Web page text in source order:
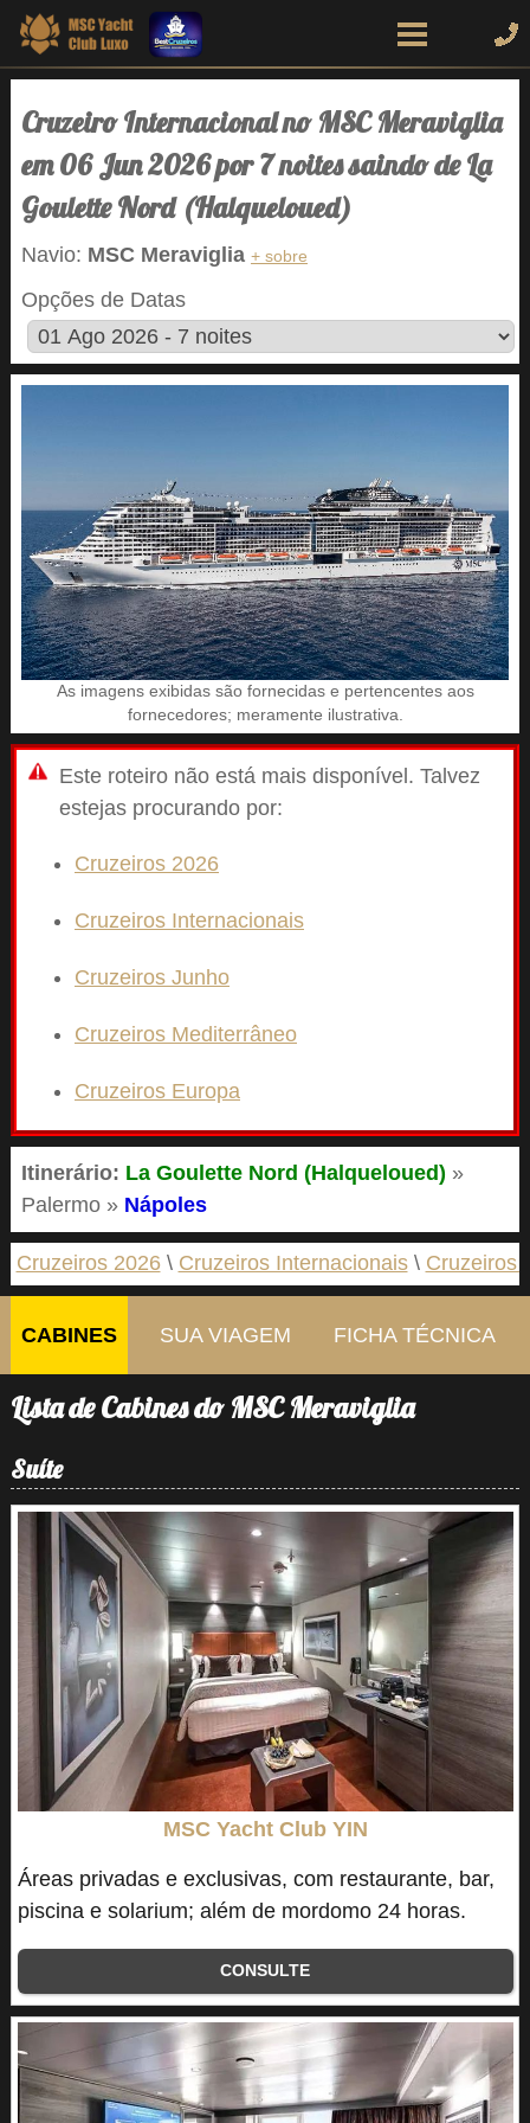
Cruzeiro Internacional no MSC Meraviglia
em 06 Jun 2026 por 7 noites saindo de La
Goulette Nord (Halqueloued)
Navio: MSC Meraviglia + sobre
Opções de Datas
As imagens exibidas são fornecidas e pertencentes aos
fornecedores; meramente ilustrativa.
Este roteiro não está mais disponível. Talvez
estejas procurando por:
Cruzeiros 2026
Cruzeiros Internacionais
Cruzeiros Junho
Cruzeiros Mediterrâneo
Cruzeiros Europa
Itinerário: La Goulette Nord (Halqueloued) »
Palermo » Nápoles
Cruzeiros 2026 Cruzeiros Internacionais Cruzeiros
CABINES SUA VIAGEM FICHA TÉCNICA
Lista de Cabines do MSC Meraviglia
Suíte
MSC Yacht Club YIN
Áreas privadas e exclusivas, com restaurante, bar,
piscina e solarium; além de mordomo 24 horas.
CONSULTE